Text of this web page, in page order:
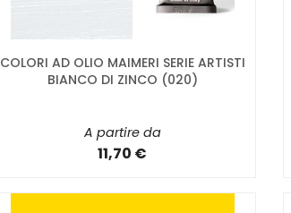
COLORI AD OLIO MAIMERI SERIE ARTISTI
BIANCO DI ZINCO (020)
A partire da
11,70 €